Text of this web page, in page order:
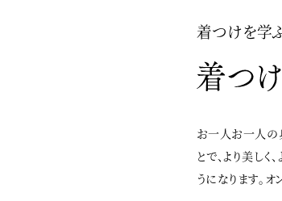
着つけを学
お一人お一人の
とで、より美し
うになります。オ